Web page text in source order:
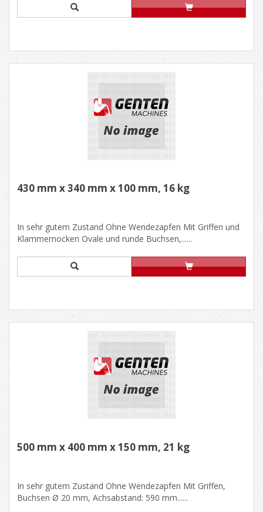
430 mm x 340 mm x 100 mm, 16 kg
In sehr gutem Zustand Ohne Wendezapfen Mit Griffen und
Klammernocken Ovale und runde Buchsen,......
500 mm x 400 mm x 150 mm, 21 kg
In sehr gutem Zustand Ohne Wendezapfen Mit Griffen,
Buchsen Ø 20 mm, Achsabstand: 590 mm......